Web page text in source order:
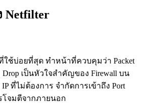
Netfilter
ที่ใช้บ่อยที่สุด ทำหน้าที่ควบคุมว่า Packet
เป็นหัวใจสำคัญของ Firewall บน
ที่ไม่ต้องการ จำกัดการเข้าถึง Port
โจมตีจากภายนอก